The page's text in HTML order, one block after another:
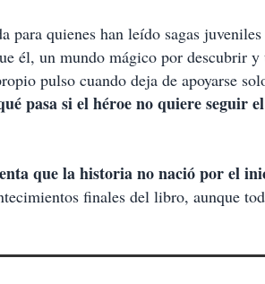
para quienes han leído sagas
él, un mundo mágico por descubrir y
pulso cuando deja de apoyarse
pasa si el héroe no quiere seguir
que la historia no nació por el
finales del libro, aunque